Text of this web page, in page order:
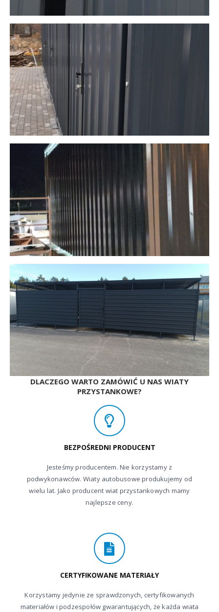
DLACZEGO WARTO ZAMÓWIĆ U NAS WIATY
PRZYSTANKOWE?
BEZPOŚREDNI PRODUCENT
Jesteśmy producentem. Nie korzystamy z
podwykonawców. Wiaty autobusowe produkujemy od
wielu lat. Jako producent wiat przystankowych mamy
najlepsze ceny.
CERTYFIKOWANE MATERIAŁY
Korzystamy jedynie ze sprawdzonych, certyfikowanych
materiałów i podzespołów gwarantujących, że każda wiata